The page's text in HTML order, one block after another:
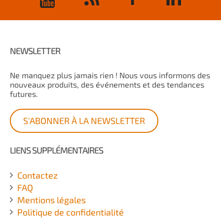
NEWSLETTER
Ne manquez plus jamais rien ! Nous vous informons des
nouveaux produits, des événements et des tendances
futures.
S'ABONNER À LA NEWSLETTER
LIENS SUPPLÉMENTAIRES
Contactez
FAQ
Mentions légales
Politique de confidentialité